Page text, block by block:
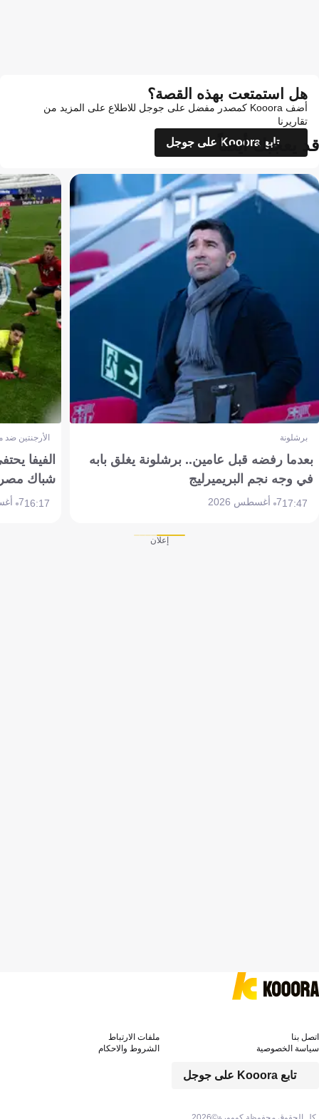
هل استمتعت بهذه القصة؟
أضف Kooora كمصدر مفضل على جوجل للاطلاع على المزيد من
تقاريرنا
تابع Kooora على جوجل
قد يعجبك أيضاً
برشلونة
بعدما رفضه قبل عامين.. برشلونة يغلق بابه
في وجه نجم البريميرليج
17:477 أغسطس 2026
الأرجنتين
الفيفا
شباك
16:177 أغسطس 2026
إعلان
تابع Kooora على جوجل
اتصل بنا
ملفات الارتباط
سياسة الخصوصية
الشروط والاحكام